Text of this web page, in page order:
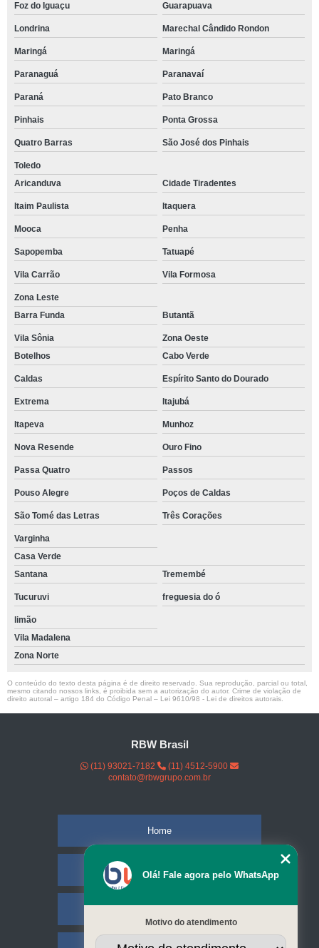
Foz do Iguaçu Guarapuava
Londrina Marechal Cândido Rondon
Maringá Maringá
Paranaguá Paranavaí
Paraná Pato Branco
Pinhais Ponta Grossa
Quatro Barras São José dos Pinhais
Toledo
Aricanduva
Cidade Tiradentes
Itaim Paulista Itaquera
Mooca Penha
Sapopemba Tatuapé
Vila Carrão Vila Formosa
Zona Leste
Barra Funda
Butantã
Vila Sônia
Zona Oeste
Botelhos
Cabo Verde
Caldas Espírito Santo do Dourado
Extrema Itajubá
Itapeva Munhoz
Nova Resende Ouro Fino
Passa Quatro Passos
Pouso Alegre Poços de Caldas
São Tomé das Letras Três Corações
Varginha
Casa Verde
Santana
Tremembé
Tucuruvi freguesia do ó
limão
Vila Madalena
Zona Norte
O conteúdo do texto desta página é de direito reservado. Sua reprodução, parcial ou total,
mesmo citando nossos links, é proibida sem a autorização do autor. Crime de violação de
direito autoral – artigo 184 do Código Penal – Lei 9610/98 - Lei de direitos autorais
RBW Brasil
(11) 93021-7182
(11) 4512-5900
contato@rbwgrupo.com.br
Home
Empresa
Olá! Fale agora pelo WhatsApp
Motivo do atendimento